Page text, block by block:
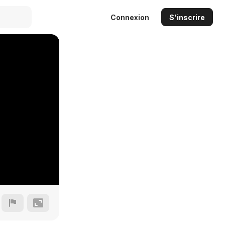
Connexion S'inscrire